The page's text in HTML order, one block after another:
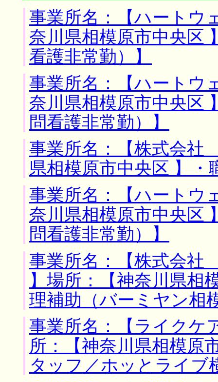
事業所名：【ハートウ
奈川県相模原市中央区
看護非常勤）】
事業所名：【ハートウ
奈川県相模原市中央区
問看護非常勤）】
事業所名：【株式会
県相模原市中央区 】・
事業所名：【ハートウ
奈川県相模原市中央区
問看護非常勤）】
事業所名：【株式会
】場所：【神奈川県相
理補助（バーミヤン相
事業所名：【ライク
所：【神奈川県相模原
タッフ／ホッとライブ